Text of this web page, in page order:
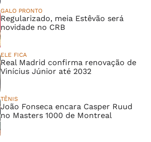
GALO PRONTO
Regularizado, meia Estêvão será
novidade no CRB
ELE FICA
Real Madrid confirma renovação de
Vinícius Júnior até 2032
TÊNIS
João Fonseca encara Casper Ruud
no Masters 1000 de Montreal